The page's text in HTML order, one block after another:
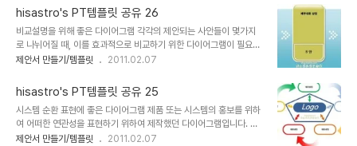
실 수 있습니다. 얼마 전 "토샵의 펜촉툴 기능을 파워포인트에서 사용
하자"라는 글에서 설명드렸던 점편집을 통하여 부드럽고 자연스러운
곡선을 표현할 수 있었습니다. 대부분 이러한 형태의 작업은 포토샵에
서 해결을 하고 파워포인트에서는 그림으로 불러와 붙이는 형태였는
데... 파워포인트에서 한번에 작업을 끝내고 용량도 보다 작게 할 수 있
표기해야할 위치에 대해서는 일부러 삽입을 하지 않았..
hisastro's PT템플릿 공유 26
비교설명을 위해 좋은 다이어그램 각각의 제안되는 사안들이 몇가지
로 나뉘어질 때, 이를 효과적으로 비교하기 위한 다이어그램이 필요한
경우가 종종있습니다. 그런 경우 사용하면 좋은 다이어그램 템플릿입
한 댓글(또는 트랙백).. 남겨주시길... ^^ 템플릿의 배포는 원칙적으로
이곳 블로그에서만 하도록 하겠습니다. 물론 hisastro's 템플릿의 주
소를 링크로 알려주신다면, 소통 차원으로 감사히 생각하겠습니다.변
형된 형태로 수정하시는 경우에 있어서는 되도록 재공유를 부탁드리
며, 템플릿의 출발에 대한 명시를 해주시길 부탁드립니다. ※ 참고로 템
제안서 만들기/템플릿 2011.02.07
hisastro's PT템플릿 공유 25
시스템 순환 표현에 좋은 다이어그램 제품 또는 시스템의 홍보를 위하
여 어떠한 연관성을 표현하기 위하여 제작했던 다이어그램입니다. 그
동안 이곳에 올렸던 제안서 템플릿을 보신 분들은 아시겠지만 제안서
제안서 만들기/템플릿 2011.02.07